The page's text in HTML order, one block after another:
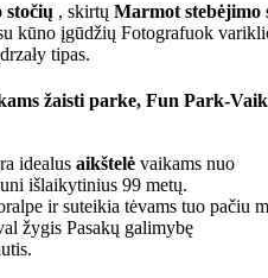
stočių , skirtų Marmot stebėjimo
kūno įgūdžių Fotografuok
tipas.
idealus aikštelė vaikams nuo
išlaikytinius 99 metų.
ir suteikia tėvams tuo pačiu
žygis Pasakų galimybę